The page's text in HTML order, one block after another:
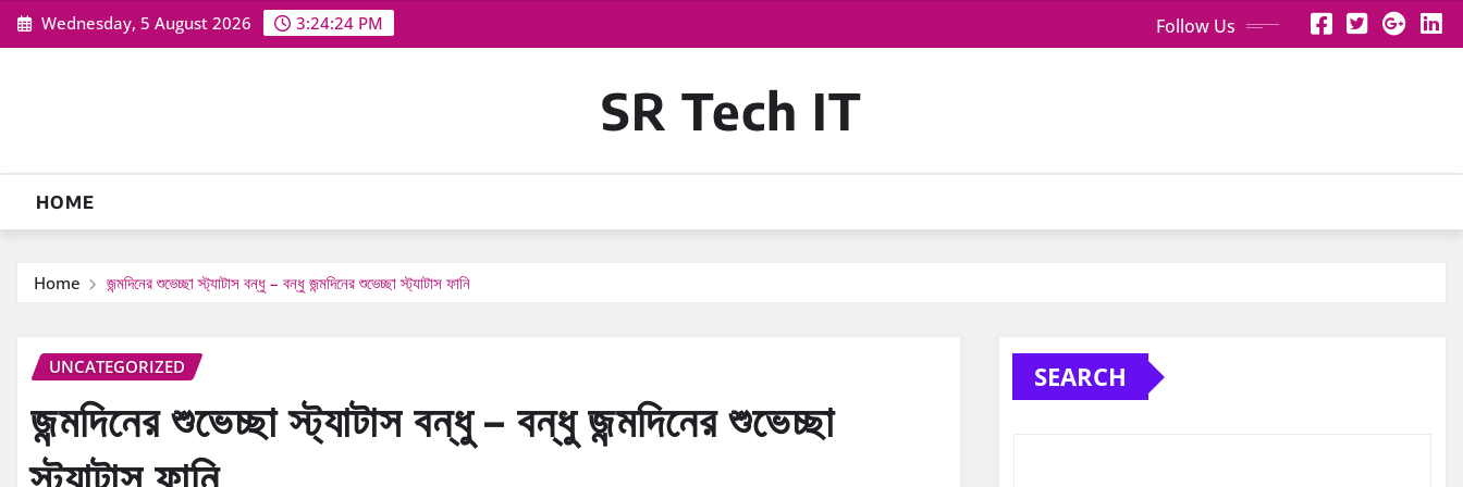
Skip
to
Wednesday, 5 August 2026 3:24:25 PM Follow Us
SR Tech IT
HOME
Home জন্মদিনের শুভেচ্ছা স্ট্যাটাস বন্ধু – বন্ধু জন্মদিনের শুভেচ্ছা স্ট্যাটাস ফানি
UNCATEGORIZED
জন্মদিনের শুভেচ্ছা স্ট্যাটাস বন্ধু – বন্ধু জন্মদিনের শুভেচ্ছা
স্ট্যাটাস ফানি
SEARCH